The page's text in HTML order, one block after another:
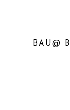
BAU@